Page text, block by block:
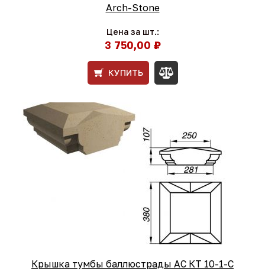
Arch-Stone
Цена за шт.:
3 750,00 ₽
КУПИТЬ
Крышка тумбы баллюстрады АС КТ 10-1-С